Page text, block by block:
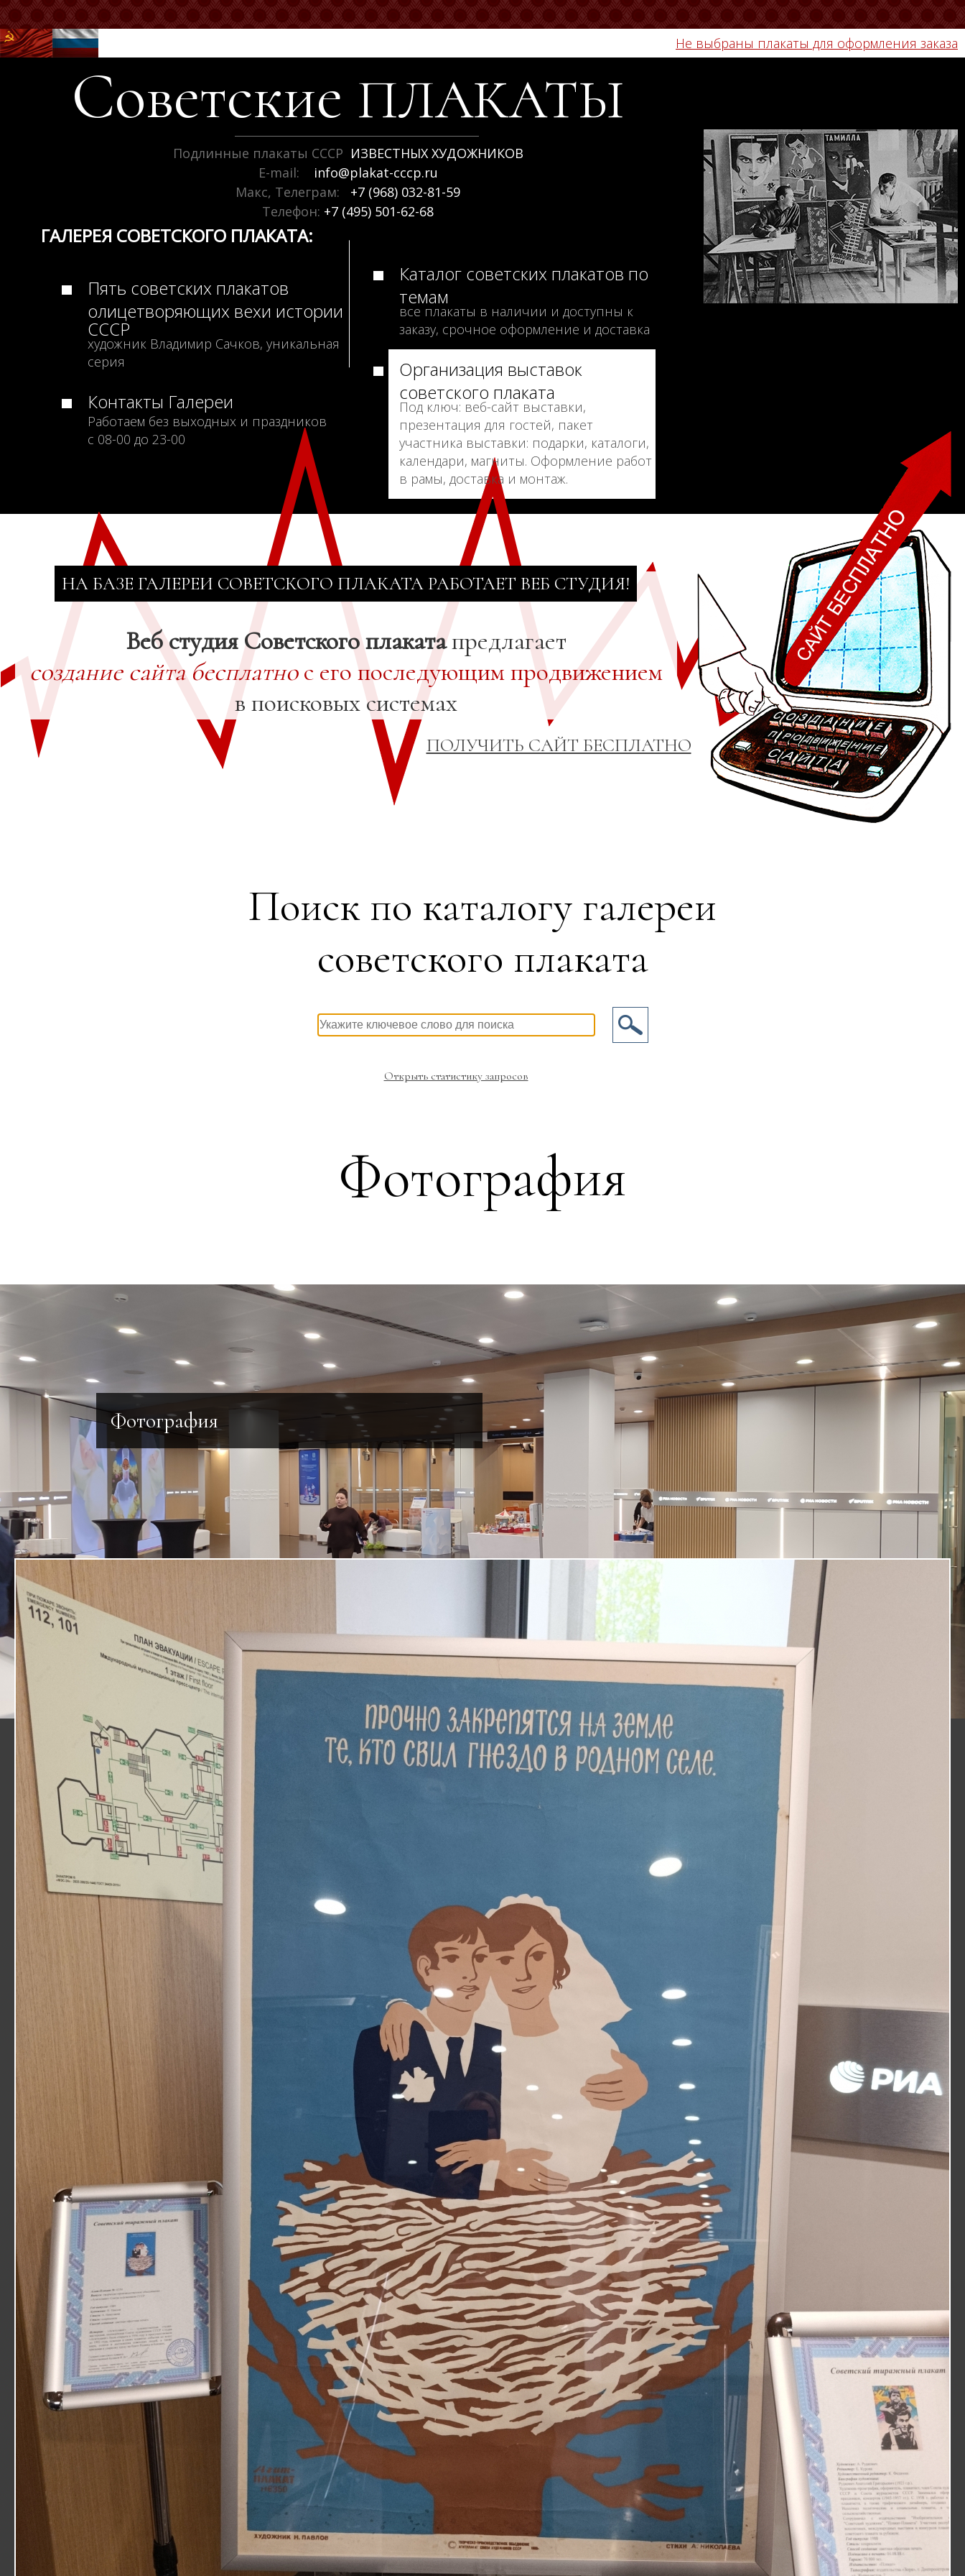
Не выбраны плакаты для оформления заказа
Советские ПЛАКАТЫ
Подлинные плакаты СССР ИЗВЕСТНЫХ ХУДОЖНИКОВ
E-mail:
info@plakat-cccp.ru
Макс, Телеграм:
+7 (968) 032-81-59
Телефон: +7 (495) 501-62-68
ГАЛЕРЕЯ СОВЕТСКОГО ПЛАКАТА:
Пять советских плакатов
олицетворяющих вехи истории
СССР
художник Владимир Сачков, уникальная
серия
Контакты Галереи
Работаем без выходных и праздников
с 08-00 до 23-00
Каталог советских плакатов по
темам
все плакаты в наличии и доступны к
заказу, срочное оформление и доставка
Организация выставок
советского плаката
Под ключ: веб-сайт выставки,
презентация для гостей, пакет
участника выставки: подарки, каталоги,
календари, магниты. Оформление работ
в рамы, доставка и монтаж.
НА БАЗЕ ГАЛЕРЕИ СОВЕТСКОГО ПЛАКАТА РАБОТАЕТ ВЕБ СТУДИЯ!
Веб студия Советского плакатапредлагает
создание сайта бесплатнос его последующим продвижением
в поисковых системах
ПОЛУЧИТЬ САЙТ БЕСПЛАТНО
Поиск по каталогу галереи
советского плаката
Открыть статистику запросов
Фотография
Фотография